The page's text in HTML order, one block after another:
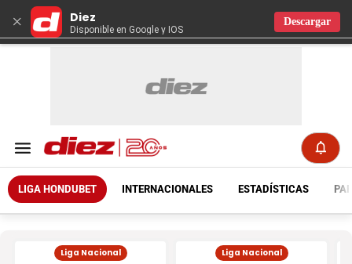
× Diez
Disponible en Google y IOS
Descargar
LIGA HONDUBET INTERNACIONALES ESTADÍSTICAS
Liga Nacional Liga Nacional